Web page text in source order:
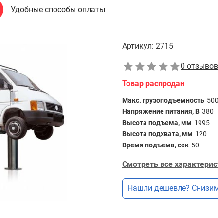
Удобные способы оплаты
Артикул: 2715
0 отзывов
Товар распродан
Макс. грузоподъемность
Напряжение питания, В 380
Высота подъема, мм 1995
Высота подхвата, мм 120
Время подъема, сек 50
Смотреть все
Нашли дешевле?